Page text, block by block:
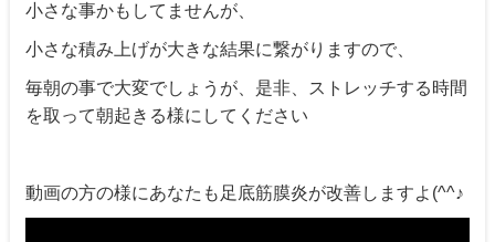
小さな事かもしてませんが、
小さな積み上げが大きな結果に繋がりますので、
毎朝の事で大変でしょうが、是非、ストレッチする時間
を取って朝起きる様にしてください
動画の方の様にあなたも足底筋膜炎が改善しますよ(^^♪